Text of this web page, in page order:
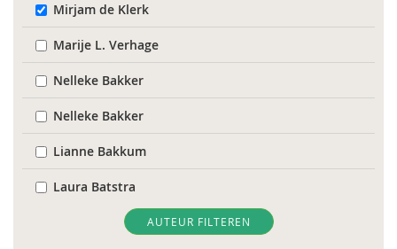
Mirjam de Klerk
Marije L. Verhage
Nelleke Bakker
Nelleke Bakker
Lianne Bakkum
Laura Batstra
Ilona Boelen AUTEUR FILTEREN